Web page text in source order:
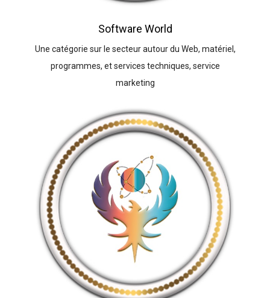
Software World
Une catégorie sur le secteur autour du Web, matériel,
programmes, et services techniques, service
marketing